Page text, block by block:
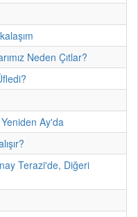
Neden Çıtlar?
Ay'da
Terazi'de, Diğeri